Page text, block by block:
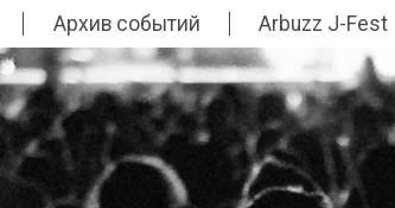
Архив событий Arbuzz J-Fest